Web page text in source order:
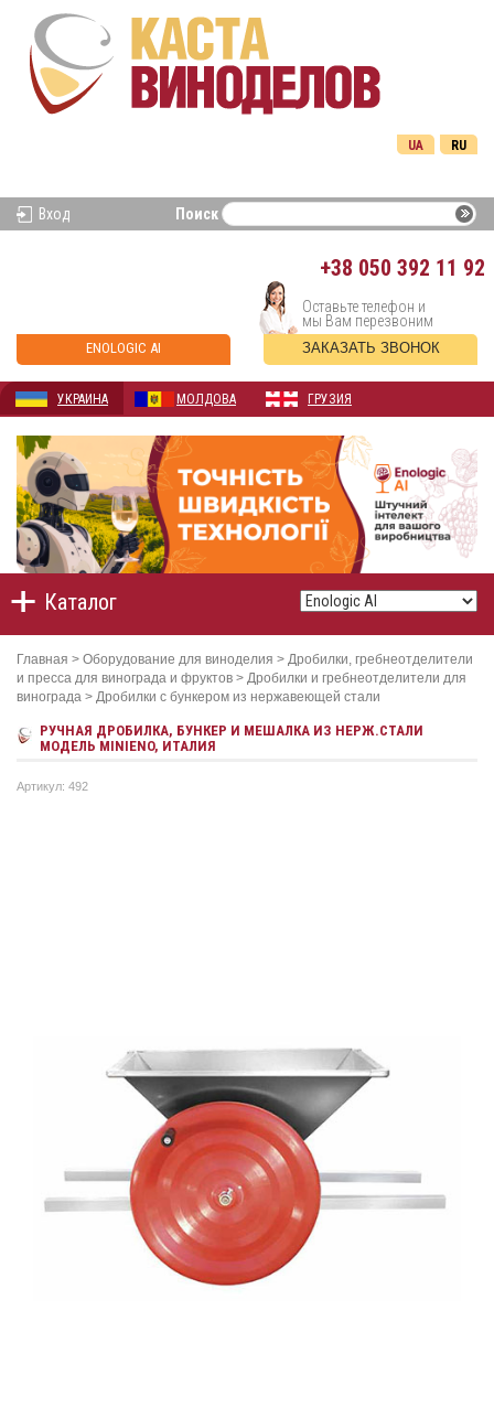
RU
UA
Вход Поиск
+38 050 392 11 92
ENOLOGIC AI
Оставьте телефон и
мы Вам перезвоним
ЗАКАЗАТЬ ЗВОНОК
УКРАИНА МОЛДОВА ГРУЗИЯ
Каталог
Главная > Оборудование для виноделия > Дробилки, гребнеотделители
и пресса для винограда и фруктов > Дробилки и гребнеотделители для
винограда > Дробилки с бункером из нержавеющей стали
РУЧНАЯ ДРОБИЛКА, БУНКЕР И МЕШАЛКА ИЗ НЕРЖ.СТАЛИ
МОДЕЛЬ MINIENO, ИТАЛИЯ
Артикул: 492